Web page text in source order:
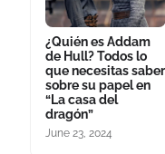
¿Quién es Addam
de Hull? Todos lo
que necesitas saber
sobre su papel en
“La casa del
dragón”
June 23, 2024